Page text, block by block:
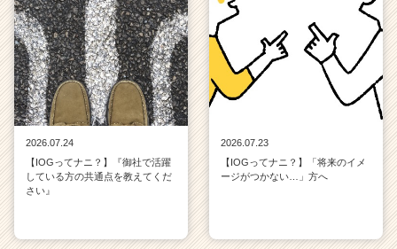
2026.07.24
【IOGってナニ？】『御社で活躍
している方の共通点を教えてくだ
さい』
2026.07.23
【IOGってナニ？】「将来のイメ
ージがつかない…」方へ